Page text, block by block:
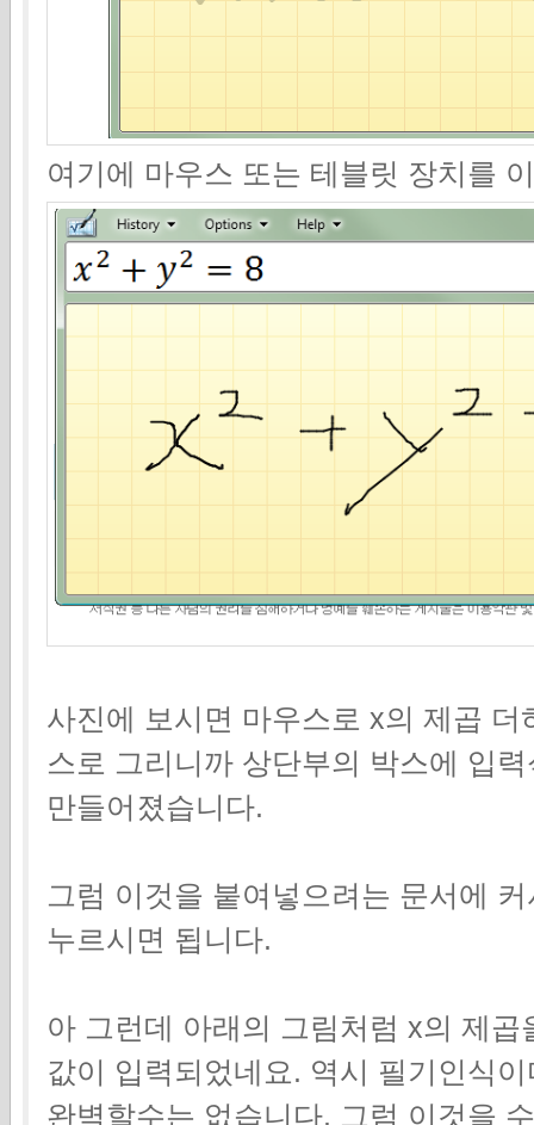
여기에 마우스 또는 테블릿 장치를
사진에 보시면 마우스로 x의 제곱
스로 그리니까 상단부의 박스에 입
만들어졌습니다.
그럼 이것을 붙여넣으려는 문서에
누르시면 됩니다.
아 그런데 아래의 그림처럼 x의 제
값이 입력되었네요. 역시 필기인식
완벽할수는 없습니다. 그럼 이것을